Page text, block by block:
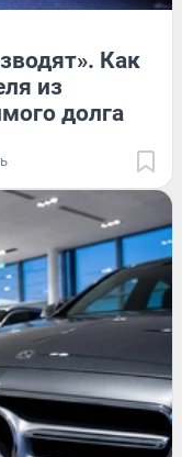
Как
из
долга